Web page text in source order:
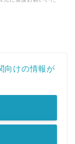
向けの情報が